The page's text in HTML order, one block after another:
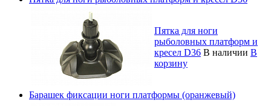
Пятка для ноги
рыболовных платформ и
кресел D36 В наличии В
корзину
Барашек фиксации ноги платформы (оранжевый)